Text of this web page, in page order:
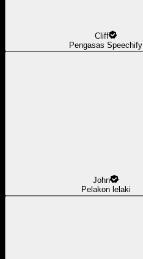
Cliff
Pengasas Speechify
John
Pelakon lelaki